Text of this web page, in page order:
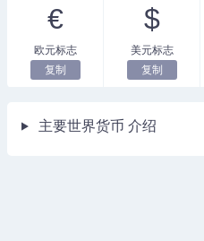
€
欧元标志
复制
$
美元标志
复制
主要世界货币 介绍